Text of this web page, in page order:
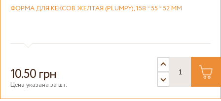
ФОРМА ДЛЯ КЕКСОВ ЖЕЛТАЯ (PLUMPY), 158 * 55 * 52 ММ
10.50 грн
Цена указана за шт.